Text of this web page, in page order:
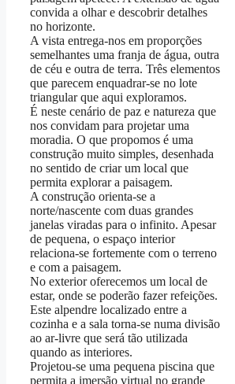
convida a olhar e descobrir detalhes
no horizonte.
A vista entrega-nos em proporções
semelhantes uma franja de água, outra
de céu e outra de terra. Três elementos
que parecem enquadrar-se no lote
triangular que aqui exploramos.
É neste cenário de paz e natureza que
nos convidam para projetar uma
moradia. O que propomos é uma
construção muito simples, desenhada
no sentido de criar um local que
permita explorar a paisagem.
A construção orienta-se a
norte/nascente com duas grandes
janelas viradas para o infinito. Apesar
de pequena, o espaço interior
relaciona-se fortemente com o terreno
e com a paisagem.
No exterior oferecemos um local de
estar, onde se poderão fazer refeições.
Este alpendre localizado entre a
cozinha e a sala torna-se numa divisão
ao ar-livre que será tão utilizada
quando as interiores.
Projetou-se uma pequena piscina que
permita a imersão virtual no grande